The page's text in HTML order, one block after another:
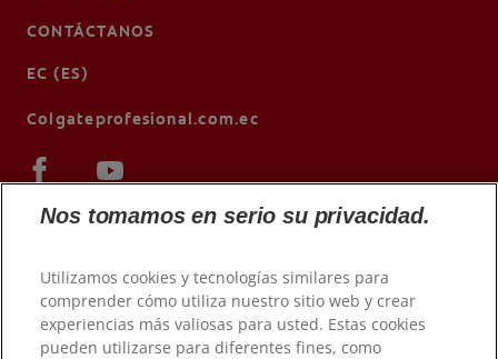
CONTÁCTANOS
EC (ES)
Colgateprofesional.com.ec
Nos tomamos en serio su privacidad.
Utilizamos cookies y tecnologías similares para
comprender cómo utiliza nuestro sitio web y crear
experiencias más valiosas para usted. Estas cookies
pueden utilizarse para diferentes fines, como